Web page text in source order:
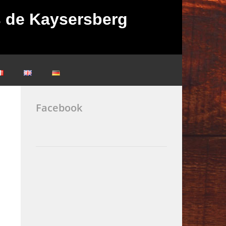
Kaysersberg
Facebook